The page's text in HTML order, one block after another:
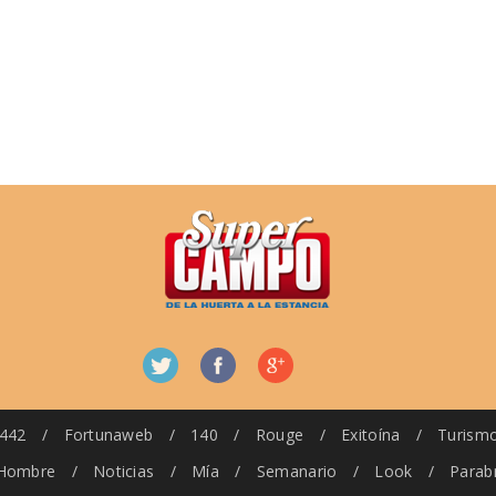
442 / Fortunaweb / 140 / Rouge / Exitoína /
/ Noticias / Mía / Semanario / Look /